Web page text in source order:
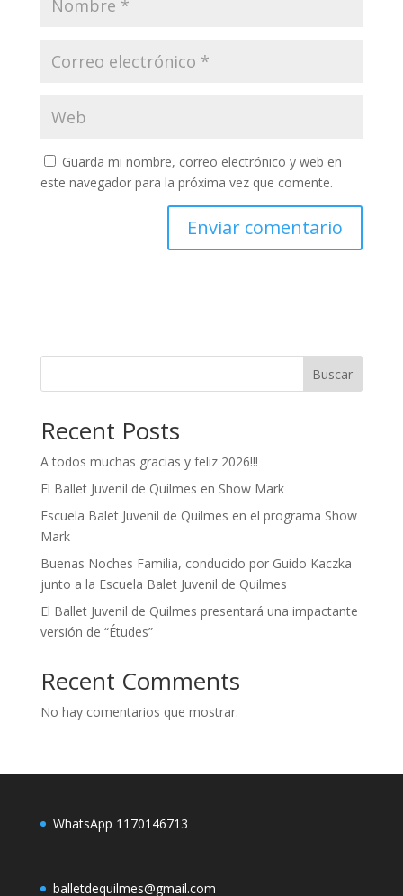
Guarda mi nombre, correo electrónico y web en
este navegador para la próxima vez que comente.
Buscar
Recent Posts
A todos muchas gracias y feliz 2026!!!
El Ballet Juvenil de Quilmes en Show Mark
Escuela Balet Juvenil de Quilmes en el programa Show
Mark
Buenas Noches Familia, conducido por Guido Kaczka
junto a la Escuela Balet Juvenil de Quilmes
El Ballet Juvenil de Quilmes presentará una impactante
versión de “Études”
Recent Comments
No hay comentarios que mostrar.
WhatsApp 1170146713
balletdequilmes@gmail.com